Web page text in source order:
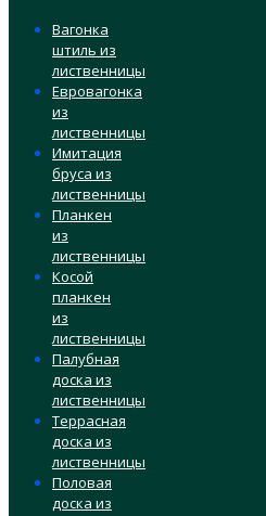
Вагонка
штиль из
лиственницы
Евровагонка
из
лиственницы
Имитация
бруса из
лиственницы
Планкен
из
лиственницы
Косой
планкен
из
лиственницы
Палубная
доска из
лиственницы
Террасная
доска из
лиственницы
Половая
доска из